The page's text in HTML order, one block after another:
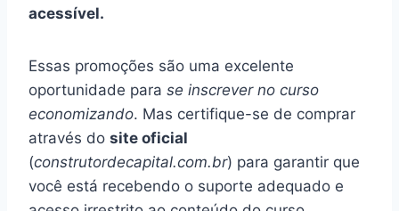
acessível.
Essas promoções são uma excelente
oportunidade para se inscrever no curso
economizando. Mas certifique-se de comprar
através do site oficial
(construtordecapital.com.br) para garantir que
você está recebendo o suporte adequado e